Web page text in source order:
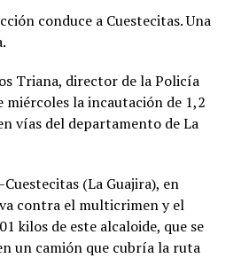
conduce a Cuestecitas. Una
Triana, director de la Policía
la incautación de 1,2
vías del departamento de La
(La Guajira), en
contra el multicrimen y el
kilos de este alcaloide, que se
un camión que cubría la ruta